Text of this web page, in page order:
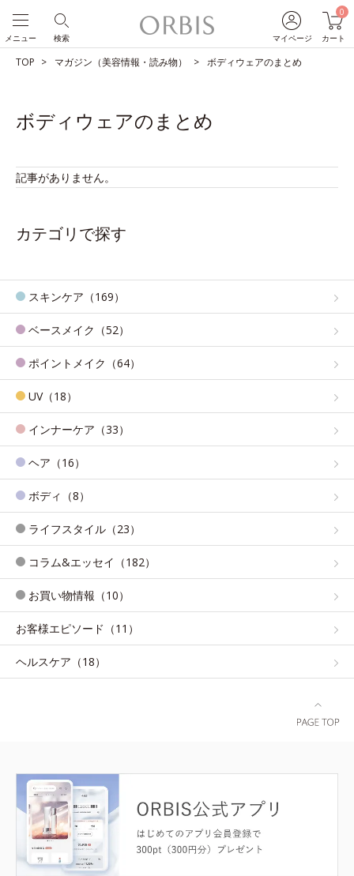
マイページ
0
カート
検索
メニュー
TOP マガジン（美容情報・読み物） ボディウェアのまとめ
ボディウェアのまとめ
記事がありません。
カテゴリで探す
スキンケア（169）
ベースメイク（52）
ポイントメイク（64）
UV（18）
インナーケア（33）
ヘア（16）
ボディ（8）
ライフスタイル（23）
コラム&エッセイ（182）
お買い物情報（10）
お客様エピソード（11）
ヘルスケア（18）